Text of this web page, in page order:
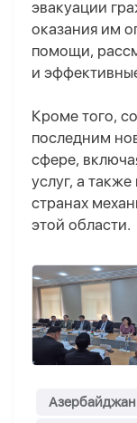
эвакуации
оказания им
помощи,
и
Кроме того,
последним
сфере,
услуг, а
странах
этой области.
Азербайджан